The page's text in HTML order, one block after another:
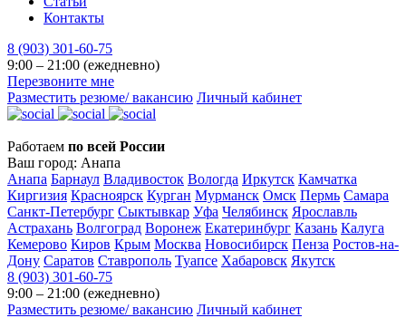
Контакты
8 (903) 301-60-75
9:00 – 21:00 (ежедневно)
Перезвоните мне
Разместить резюме/ вакансию Личный кабинет
Работаем по всей России
Ваш город: Анапа
Анапа Барнаул Владивосток Вологда Иркутск Камчатка
Киргизия Красноярск Курган Мурманск Омск Пермь Самара
Санкт-Петербург Сыктывкар Уфа Челябинск Ярославль
Астрахань Волгоград Воронеж Екатеринбург Казань Калуга
Кемерово Киров Крым Москва Новосибирск Пенза Ростов-на-
Дону Саратов Ставрополь Туапсе Хабаровск Якутск
8 (903) 301-60-75
9:00 – 21:00 (ежедневно)
Разместить резюме/ вакансию Личный кабинет